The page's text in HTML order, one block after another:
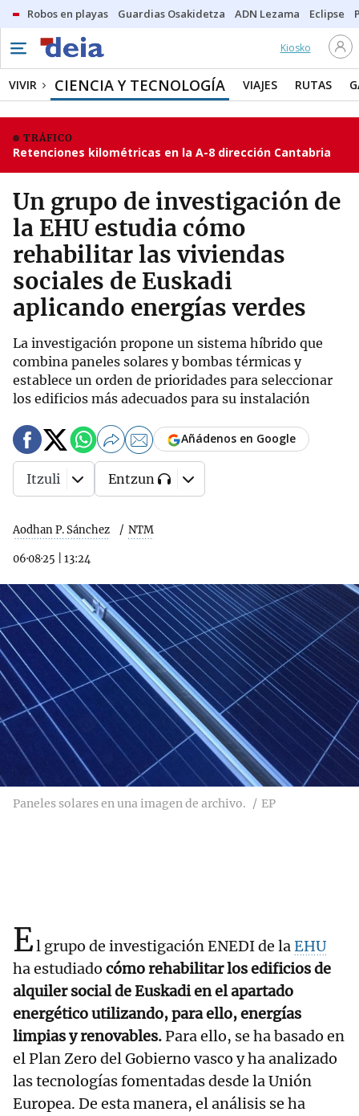
Robos en playas Guardias Osakidetza ADN Lezama Eclipse
Kiosko
VIVIR CIENCIA Y TECNOLOGÍA VIAJES RUTAS
TRÁFICO
Retenciones kilométricas en la A-8 dirección Cantabria
Un grupo de investigación de
la EHU estudia cómo
rehabilitar las viviendas
sociales de Euskadi
aplicando energías verdes
La investigación propone un sistema híbrido que
combina paneles solares y bombas térmicas y
establece un orden de prioridades para seleccionar
los edificios más adecuados para su instalación
Aodhan P. Sánchez NTM
06·08·25 13:24
Añádenos en Google
Itzuli Entzun
Paneles solares en una imagen de archivo. EP
El grupo de investigación ENEDI de laEHU
ha estudiado cómo rehabilitar los edificios de
alquiler social de Euskadi en el apartado
energético utilizando, para ello, energías
limpias y renovables.Para ello, se ha basado en
el Plan Zero del Gobierno vasco y ha analizado
las tecnologías fomentadas desde la Unión
Europea. De esta manera, el análisis se ha